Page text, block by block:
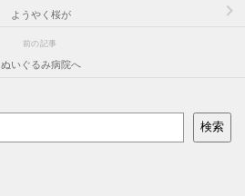
ようやく桜が
前の記事
ぬいぐるみ病院へ
検索